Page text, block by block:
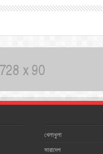
খেলাধুলা
সারাদেশ